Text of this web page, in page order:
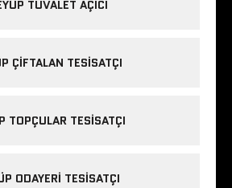
TUVALET AÇICI
ÇIFTALAN TESISATÇI
TOPÇULAR TESISATÇI
ODAYERI TESISATÇI